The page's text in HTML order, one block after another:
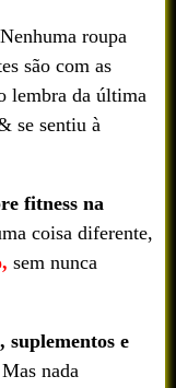
Nenhuma roupa
são com as
lembra da última
se sentiu à
fitness na
coisa diferente,
sem nunca
suplementos e
Mas nada